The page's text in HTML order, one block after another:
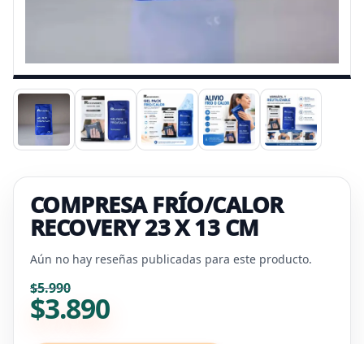
COMPRESA FRÍO/CALOR
RECOVERY 23 X 13 CM
Aún no hay reseñas publicadas para este producto.
$5.990
El precio original era:
$3.890
El precio actual es: $3.890.